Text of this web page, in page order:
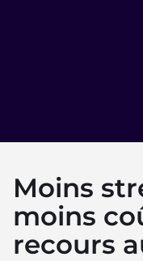
Moins
moins
recours